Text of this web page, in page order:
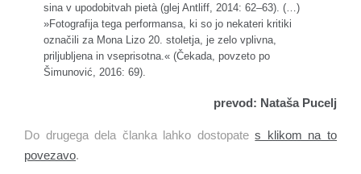
sina v upodobitvah pietà (glej Antliff, 2014: 62–63). (…)
»Fotografija tega performansa, ki so jo nekateri kritiki
označili za Mona Lizo 20. stoletja, je zelo vplivna,
priljubljena in vseprisotna.« (Čekada, povzeto po
Šimunović, 2016: 69).
prevod: Nataša Pucelj
Do drugega dela članka lahko dostopates klikom na to
povezavo.